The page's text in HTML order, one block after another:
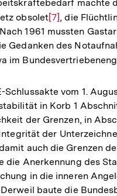
machte
obsoletZur
Auflösung
der
Fußnote
[7], die
1961 mussten
Gedanken des
im
Schlussakte vom 1.
in Korb 1
der Grenzen, in
der
auch die Grenzen
die Anerkennung des
in die inneren
baute die